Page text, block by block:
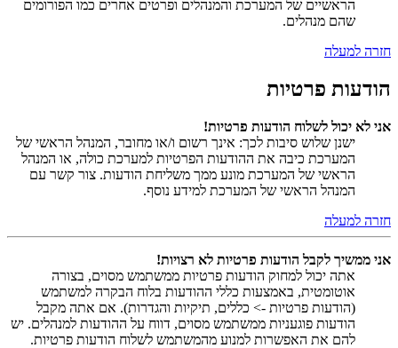
הראשיים של המערכת והמנהלים ופרטים אחרים כמו הפורומים
שהם מנהלים.
חזרה למעלה
הודעות פרטיות
אני לא יכול לשלוח הודעות פרטיות!
ישנן שלוש סיבות לכך: אינך רשום ו/או מחובר, המנהל הראשי של
המערכת כיבה את ההודעות הפרטיות למערכת כולה, או המנהל
הראשי של המערכת מונע ממך משליחת הודעות. צור קשר עם
המנהל הראשי של המערכת למידע נוסף.
חזרה למעלה
אני ממשיך לקבל הודעות פרטיות לא רצויות!
אתה יכול למחוק הודעות פרטיות ממשתמש מסוים, בצורה
אוטומטית, באמצעות כללי ההודעות בלוח הבקרה למשתמש
(הודעות פרטיות -> כללים, תיקיות והגדרות). אם אתה מקבל
הודעות פוגעניות ממשתמש מסוים, דווח על ההודעות למנהלים. יש
להם את האפשרות למנוע מהמשתמש לשלוח הודעות פרטיות.